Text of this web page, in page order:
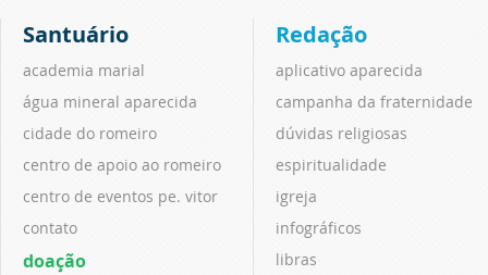
Santuário
academia marial
água mineral aparecida
cidade do romeiro
centro de apoio ao romeiro
centro de eventos pe. vitor
contato
doação
Redação
aplicativo aparecida
campanha da fraternidade
dúvidas religiosas
espiritualidade
igreja
infográficos
libras